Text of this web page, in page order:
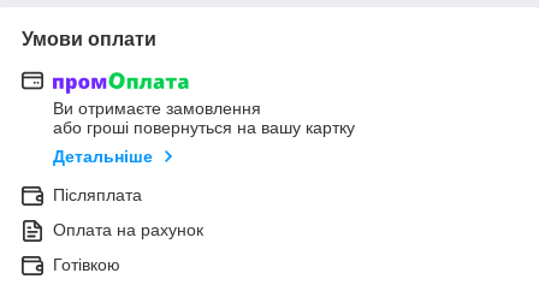
Умови оплати
Ви отримаєте замовлення
або гроші повернуться на вашу картку
Детальніше
Післяплата
Оплата на рахунок
Готівкою